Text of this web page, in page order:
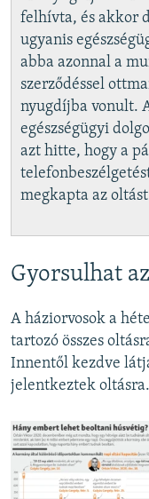
felhívta, és akkor
ugyanis
abba azonnal a
szerződéssel
nyugdíjba vonult.
egészségügyi
azt hitte, hogy a
megkapta az
Gyorsulhat
A háziorvosok a
tartozó összes
Innentől kezdve
jelentkeztek oltásra.